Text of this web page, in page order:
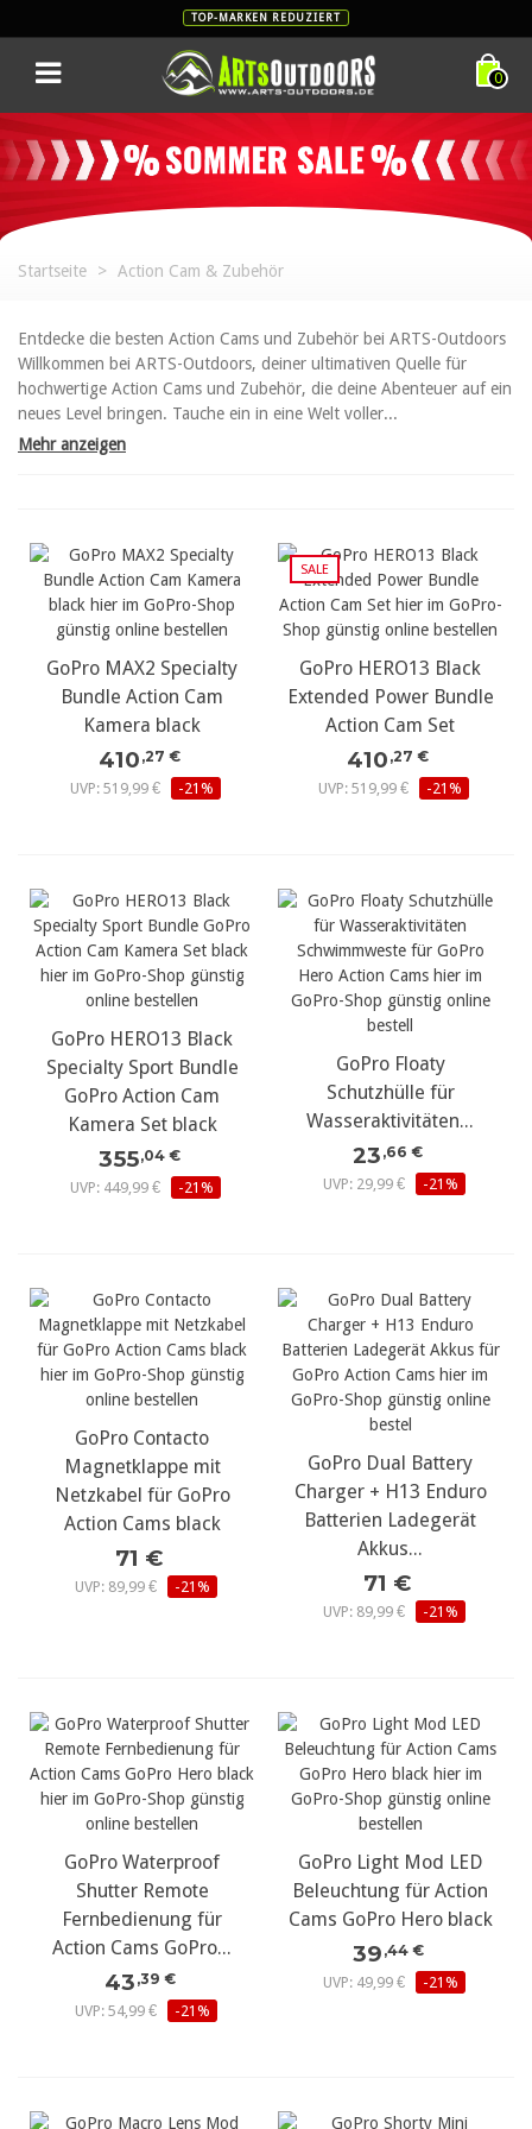
TOP-MARKEN REDUZIERT
0
Startseite > Action Cam & Zubehör
Entdecke die besten Action Cams und Zubehör bei ARTS-Outdoors
Willkommen bei ARTS-Outdoors, deiner ultimativen Quelle für
hochwertige Action Cams und Zubehör, die deine Abenteuer auf ein
neues Level bringen. Tauche ein in eine Welt voller...
Mehr anzeigen
GoPro MAX2 Specialty
Bundle Action Cam
Kamera black
410 ,27 €
UVP: 519,99 €
-21%
SALE
GoPro HERO13 Black
Extended Power Bundle
Action Cam Set
410 ,27 €
UVP: 519,99 €
-21%
GoPro HERO13 Black
Specialty Sport Bundle
GoPro Action Cam
Kamera Set black
355,04 €
UVP: 449,99 €
-21%
GoPro Floaty
Schutzhülle für
Wasseraktivitäten...
23 ,66 €
UVP: 29,99 €
-21%
GoPro Contacto
Magnetklappe mit
Netzkabel für GoPro
Action Cams black
71 €
UVP: 89,99 € -21%
GoPro Dual Battery
Charger + H13 Enduro
Batterien Ladegerät
Akkus...
71 €
UVP: 89,99 € -21%
GoPro Waterproof
Shutter Remote
Fernbedienung für
Action Cams GoPro...
43 ,39 €
UVP: 54,99 €
-21%
GoPro Light Mod LED
Beleuchtung für Action
Cams GoPro Hero black
39 ,44 €
UVP: 49,99 €
-21%